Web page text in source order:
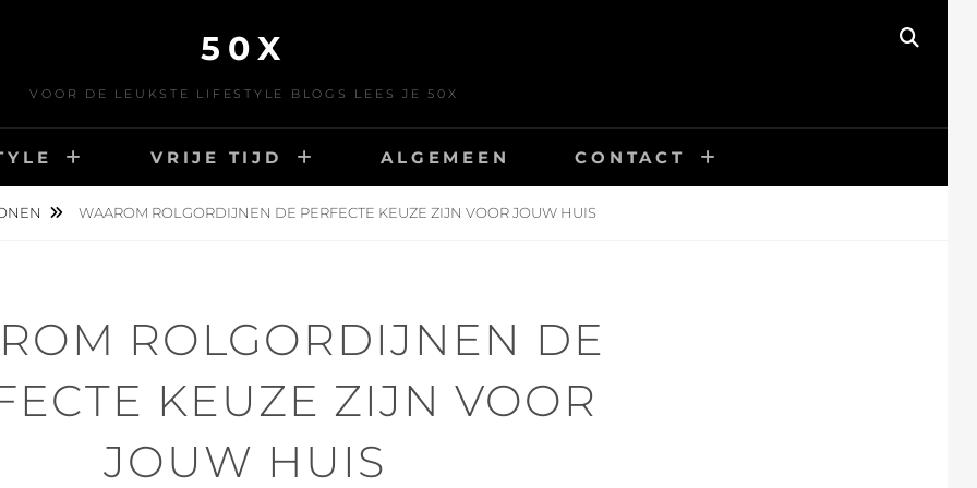
50X
VOOR DE LEUKSTE LIFESTYLE BLOGS LEES JE 50X
VRIJE TIJD ALGEMEEN CONTACT
WAAROM ROLGORDIJNEN DE PERFECTE KEUZE ZIJN VOOR JOUW HUIS
ROLGORDIJNEN DE
KEUZE ZIJN VOOR
JOUW HUIS